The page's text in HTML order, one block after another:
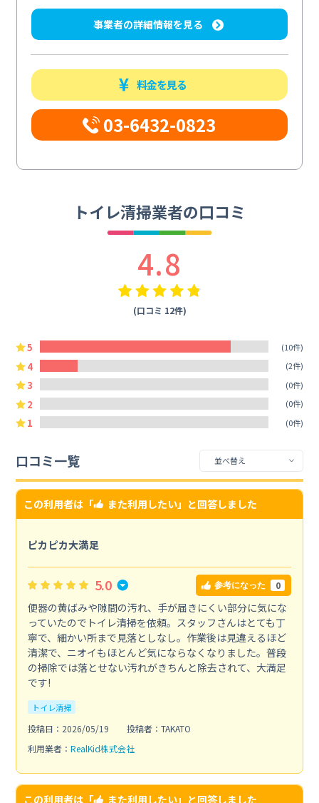
事業者の詳細情報を見る
料金を見る
03-6432-0823
トイレ清掃業者の口コミ
4.8
(口コミ 12件)
5 (10件)
4 (2件)
3 (0件)
2 (0件)
1 (0件)
口コミ一覧
この利用者は「 また利用したい」と回答しました
ピカピカ大満足
5.0 参考になった 0
便器の黄ばみや隙間の汚れ、手が届きにくい部分に気にな
っていたのでトイレ清掃を依頼。スタッフさんはとても丁
寧で、細かい所まで見落としなし。作業後は見違えるほど
清潔で、ニオイもほとんど気にならなくなりました。普段
の掃除では落とせない汚れがきちんと除去されて、大満足
です!
トイレ清掃
投稿日：2026/05/19
投稿者：TAKATO
利用業者： RealKid株式会社
この利用者は「 また利用したい」と回答しました